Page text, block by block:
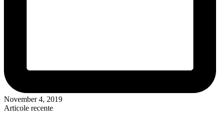
November 4, 2019
Articole recente